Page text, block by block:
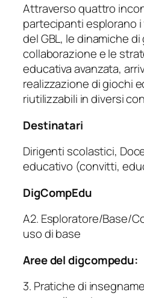
Attraverso quattro
partecipanti esplorano
del GBL, le dinamiche
collaborazione e le
educativa avanzata,
realizzazione di giochi
riutilizzabili in diversi
Destinatari
Dirigenti scolastici,
educativo (convitti,
DigCompEdu
A2. Esploratore/Base/
uso di base
Aree del digcompedu:
3. Pratiche di